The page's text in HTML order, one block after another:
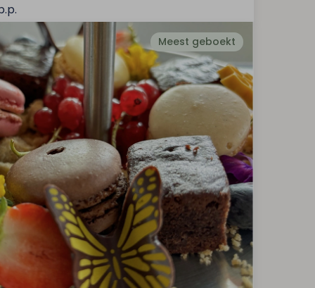
Meest geboekt